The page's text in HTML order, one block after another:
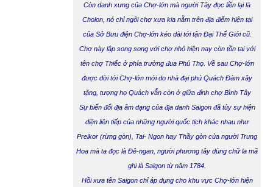
Còn danh xưng của Chợ-lớn mà người Tây đọc liền lại là
Cholon, nó chỉ ngôi chợ xưa kia nằm trên địa điểm hiện tại
của Sở Bưu điện Chợ-lớn kéo dài tới tận Đại Thế Giới cũ.
Chợ này lập song song với chợ nhỏ hiện nay còn tồn tại với
tên chợ Thiếc ở phía trường đua Phú Thọ. Về sau Chợ-lớn
được dời tới Chợ-lớn mới do nhà đại phú Quách Đàm xây
tặng, tượng họ Quách vẫn còn ở giữa đỉnh chợ Bình Tây
Sự biến đổi địa âm dạng của địa danh Saigon đã tùy sự hiện
diện liên tiếp của những người quốc tịch khác nhau như
Preikor (rừng gòn), Tai- Ngon hay Thầy gòn của người Trung
Hoa mà ta đọc là Đê-ngan, người phương tây dùng chữ la mã
ghi là Saigon từ năm 1784.
Hồi xưa tên Saigon chỉ áp dụng cho khu vực Chợ-lớn hiện